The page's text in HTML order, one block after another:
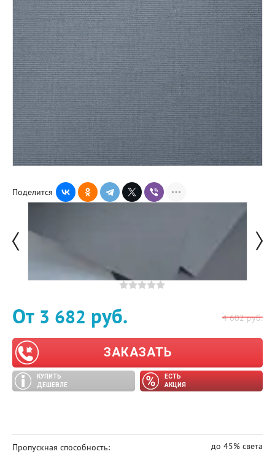
Поделится
4 602руб.
От 3 682 руб.
ЗАКАЗАТЬ
КУПИТЬ
ДЕШЕВЛЕ
ЕСТЬ
АКЦИЯ
Пропускная способность: до 45% света